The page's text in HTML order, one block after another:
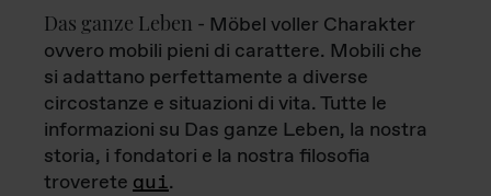
Das ganze Leben - Möbel voller Charakter
ovvero mobili pieni di carattere. Mobili che
si adattano perfettamente a diverse
circostanze e situazioni di vita. Tutte le
informazioni su Das ganze Leben, la nostra
storia, i fondatori e la nostra filosofia
troverete qui.